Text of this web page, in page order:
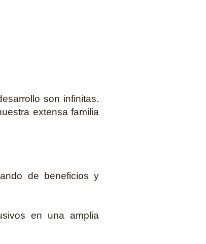
son infinitas.
extensa familia
de beneficios y
en una amplia